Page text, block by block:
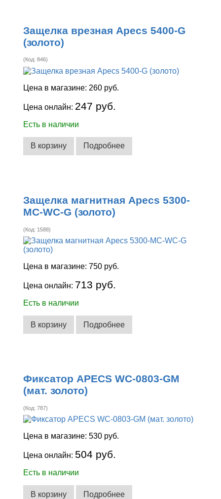
Защелка врезная Apecs 5400-G
(золото)
(Код:846)
Цена в магазине: 260 руб.
Цена онлайн: 247 руб.
Есть в наличии
В корзину Подробнее
Защелка магнитная Apecs 5300-
MC-WC-G (золото)
(Код: 1588)
Цена в магазине:750 руб.
Цена онлайн: 713 руб.
Есть в наличии
В корзину Подробнее
Фиксатор APECS WC-0803-GM
(мат. золото)
(Код:787)
Цена в магазине:530 руб.
Цена онлайн: 504 руб.
Есть в наличии
В корзину Подробнее